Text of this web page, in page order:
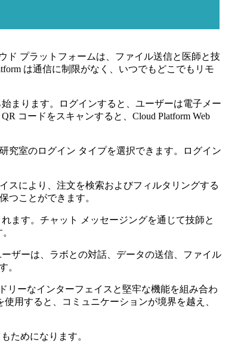
ド プラットフォームは、ファイル送信と医師と技
は通信に制限がなく、いつでもどこでもリモ
まります。ログインすると、ユーザーは電子メー
コードをスキャンすると、Cloud Platform Web
究室のログイン タイプを選択できます。ログイン
スにより、注文を検索およびフィルタリングする
つことができます。
ます。チャット メッセージングを通じて技師と
ザーは、ラボとの対話、データの送信、ファイル
。
リーなインターフェイスと堅牢な機能を組み合わ
用すると、コミュニケーションが境界を越え、
ためになります。